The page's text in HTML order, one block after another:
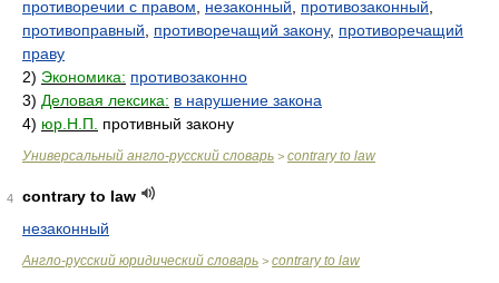
противоречии с правом
незаконный противозаконный
противоправный
противоречащий закону, противоречащий
праву
2) Экономика: противозаконно
3) Деловая лексика: в нарушение закона
4) юр.Н.П. противный закону
Универсальный англо-русский словарь > contrary to law
4
contrary to law
незаконный
Англо-русский юридический словарь > contrary to law